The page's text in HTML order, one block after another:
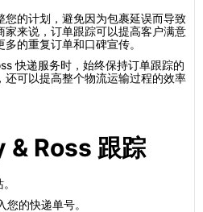
您的计划，避免因为包裹延误而导致
家来说，订单跟踪可以提高客户满意
的重复订单和口碑宣传。
快递服务时，始终保持订单跟踪的
还可以提高整个物流运输过程的效率
& Ross 跟踪
的快递单号。